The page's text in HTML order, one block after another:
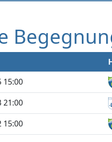
15:00
21:00
15:00